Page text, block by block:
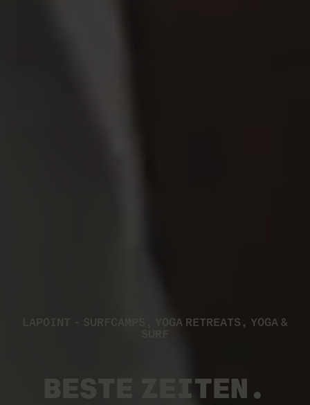
LAPOINT - SURFCAMPS, YOGA RETREATS, YOGA &
BESTE ZEITEN.